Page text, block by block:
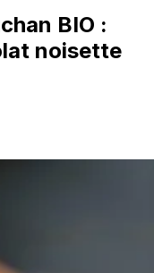
BIO :
noisette